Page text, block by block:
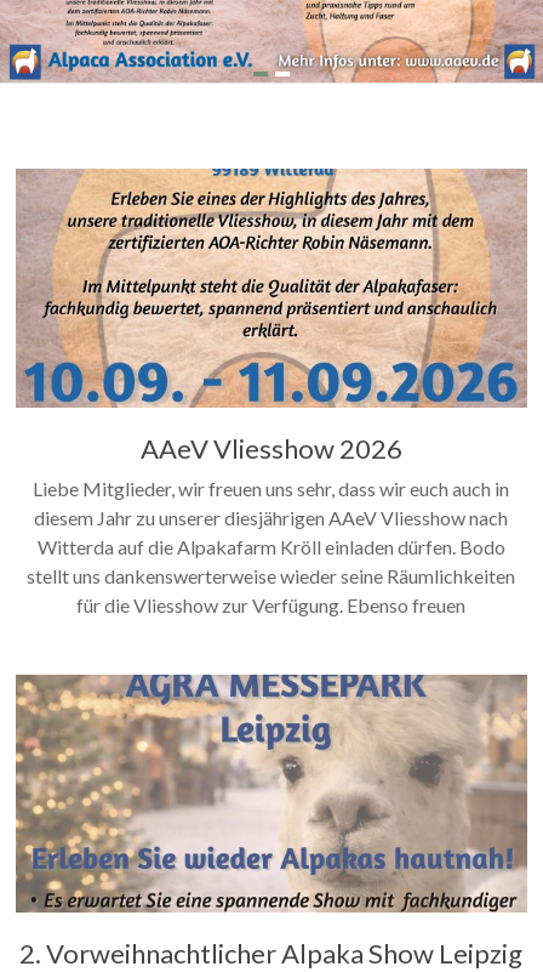
AAeV Vliesshow 2026
Liebe Mitglieder, wir freuen uns sehr, dass wir euch auch in
diesem Jahr zu unserer diesjährigen AAeV Vliesshow nach
Witterda auf die Alpakafarm Kröll einladen dürfen. Bodo
stellt uns dankenswerterweise wieder seine Räumlichkeiten
für die Vliesshow zur Verfügung. Ebenso freuen
2. Vorweihnachtlicher Alpaka Show Leipzig